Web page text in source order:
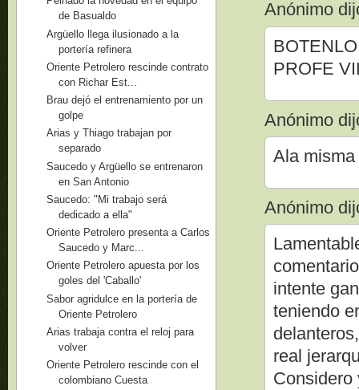
Anónimo
PROFE
Anónimo
Ala
Anónimo
intente
teniendo
real
Considero
de Basualdo
Argüello llega ilusionado a la
portería refinera
Oriente Petrolero rescinde contrato
con Richar Est...
Brau dejó el entrenamiento por un
golpe
Arias y Thiago trabajan por
separado
Saucedo y Argüello se entrenaron
en San Antonio
Saucedo: "Mi trabajo será
dedicado a ella"
Oriente Petrolero presenta a Carlos
Saucedo y Marc...
Oriente Petrolero apuesta por los
goles del 'Caballo'
Sabor agridulce en la portería de
Oriente Petrolero
Arias trabaja contra el reloj para
volver
Oriente Petrolero rescinde con el
colombiano Cuesta